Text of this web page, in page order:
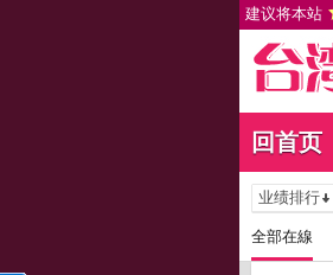
建议将本站
回首页
业绩排行
全部在線